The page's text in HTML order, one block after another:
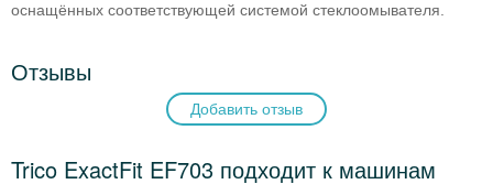
оснащённых соответствующей системой стеклоомывателя.
Отзывы
Добавить отзыв
Trico ExactFit EF703 подходит к машинам